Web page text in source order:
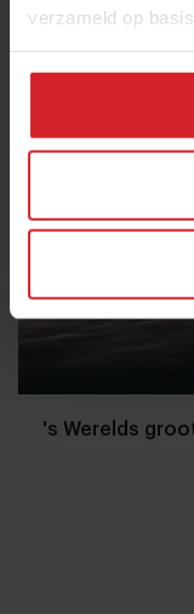
verzameld op
's Werelds